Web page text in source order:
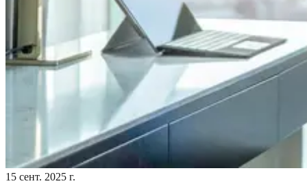
15 сент. 2025 г.